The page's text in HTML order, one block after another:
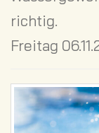
richtig.
Freitag